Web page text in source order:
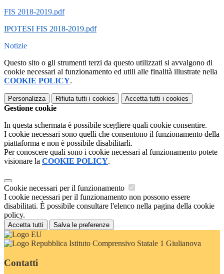
FIS 2018-2019.pdf
IPOTESI FIS 2018-2019.pdf
Notizie
Questo sito o gli strumenti terzi da questo utilizzati si avvalgono di
cookie necessari al funzionamento ed utili alle finalità illustrate nella
COOKIE POLICY.
Personalizza Rifiuta tutti i cookies Accetta tutti i cookies
Gestione cookie
In questa schermata è possibile scegliere quali cookie consentire.
I cookie necessari sono quelli che consentono il funzionamento della
piattaforma e non è possibile disabilitarli.
Per conoscere quali sono i cookie necessari al funzionamento potete
visionare la COOKIE POLICY.
Cookie necessari per il funzionamento
I cookie necessari per il funzionamento non possono essere
disabilitati. È possibile consultare l'elenco nella pagina della cookie
policy.
Accetta tutti Salva le preferenze
Istituto Comprensivo Statale 1 Giulianova
Contatti